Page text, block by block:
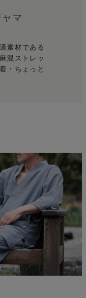
マ
素材である
麻混ストレッ
・ちょっと